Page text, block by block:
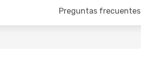
Preguntas frecuentes